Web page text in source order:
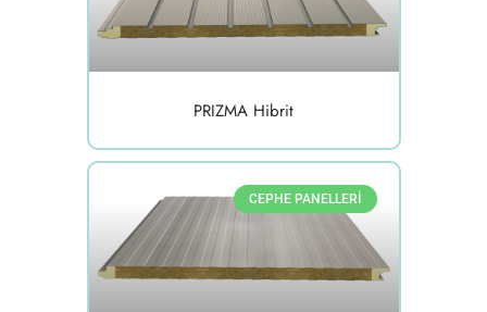
PRIZMA Hibrit
CEPHE PANELLERI